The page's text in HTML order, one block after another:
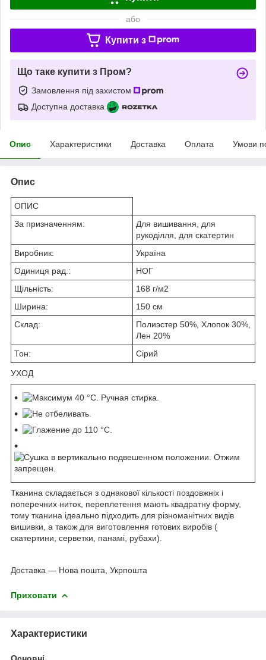
або
Купити з
Що таке купити з Пром?
Замовлення під захистом
Доступна доставка
Опис Характеристики Доставка Оплата Умови
Опис
ОПИС
За призначенням:
Для вишивання, для
рукоділля, для скатертин
Виробник:
Україна
Одиниця рад.:
НОГ
Щільність:
168 г/м2
Ширина:
150 см
Склад:
Полиэстер 50%, Хлопок 30%,
Лен 20%
Тон:
Сірий
УХОД
Тканина складається з однакової кількості поздовжніх і
поперечних ниток, переплетення мають квадратну форму,
тому тканина ідеально підходить для різноманітних видів
вишивки, а також для виготовлення готових виробів (
скатертини, серветки, панамі, рубахи).
Доставка — Нова пошта, Укрпошта
Приховати
Характеристики
Основні